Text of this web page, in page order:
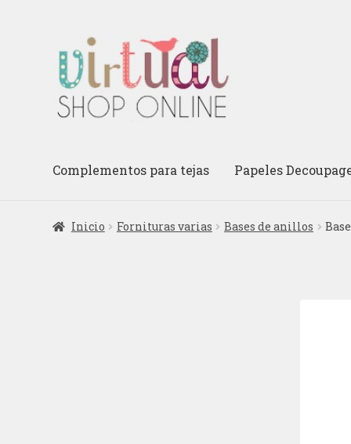
la
navegación
al
contenido
Complementos para tejas Papeles
Inicio Fornituras varias Bases de anillos